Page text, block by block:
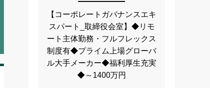
【コーポレートガバナンスエキ
スパート_取締役会室】◆リモ
ート主体勤務・フルフレックス
制度有◆プライム上場グローバ
ル大手メーカー◆福利厚生充実
◆～1400万円